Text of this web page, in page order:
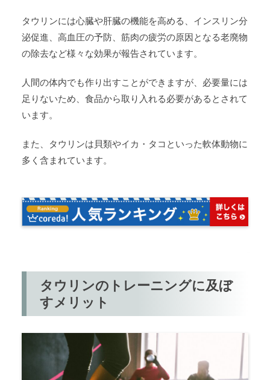
タウリンには心臓や肝臓の機能を高める、インスリン分
泌促進、高血圧の予防、筋肉の疲労の原因となる老廃物
の除去など様々な効果が報告されています。
人間の体内でも作り出すことができますが、必要量には
足りないため、食品から取り入れる必要があるとされて
います。
また、タウリンは貝類やイカ・タコといった軟体動物に
多く含まれています。
タウリンのトレーニングに及ぼ
すメリット